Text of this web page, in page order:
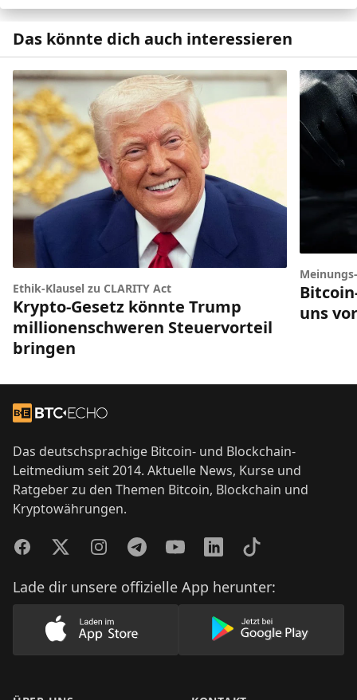
Das könnte dich auch interessieren
Ethik-Klausel zu CLARITY Act
Krypto-Gesetz könnte Trump
millionenschweren Steuervorteil
bringen
uns
Zur Startseite
Das deutschsprachige Bitcoin- und Blockchain-
Leitmedium seit 2014. Aktuelle News, Kurse und
Ratgeber zu den Themen Bitcoin, Blockchain und
Kryptowährungen.
FacebookTwitterInstagramTelegramYouTubeLinkedInTikTok
Lade dir unsere offizielle App herunter:
Lade unsere App im AppStore herunter
Lade unsere